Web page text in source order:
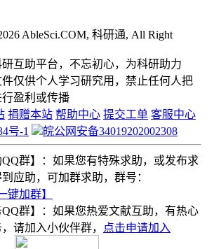
AbleSci.COM, 科研通, All Right
互助平台，不忘初心，为科研助力
仅供个人学习研究用，禁止任何人把
盈利或传播
捐赠本站 帮助中心 提交工单 客服中心
号-1
皖公网安备34019202002308
群】：如果您有特殊求助，或发布求
应助，可加群求助，群号：
键加群】
群】：如果您热爱文献互助，有热心
请加入小伙伴群，
点击申请加入